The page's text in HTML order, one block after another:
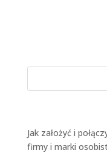
Jak założyć i
firmy i marki